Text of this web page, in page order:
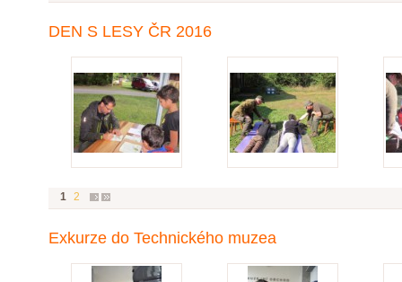
DEN S LESY ČR 2016
1 2
Exkurze do Technického muzea